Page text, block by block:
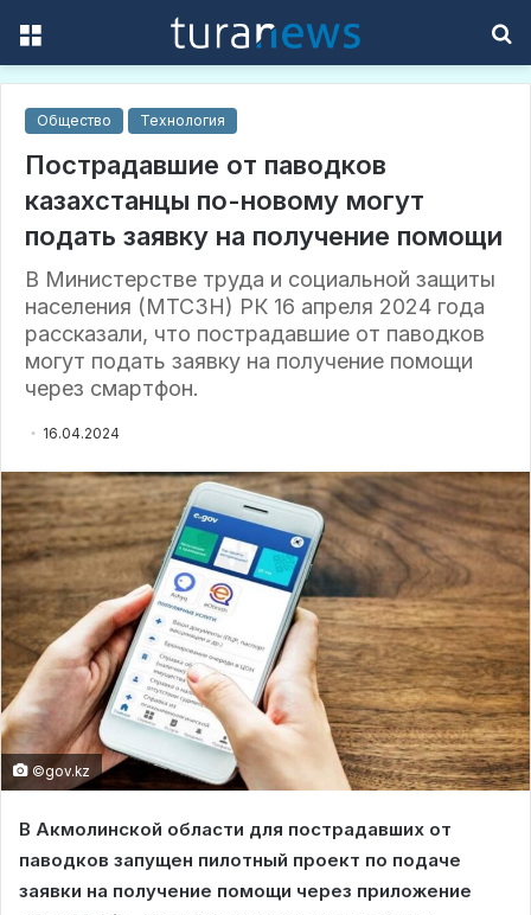
Общество Технология
Пострадавшие от паводков
казахстанцы по-новому могут
подать заявку на получение помощи
В Министерстве труда и социальной защиты
населения (МТСЗН) РК 16 апреля 2024 года
рассказали, что пострадавшие от паводков
могут подать заявку на получение помощи
через смартфон.
16.04.2024
©gov.kz
В Акмолинской области для пострадавших от
паводков запущен пилотный проект по подаче
заявки на получение помощи через приложение